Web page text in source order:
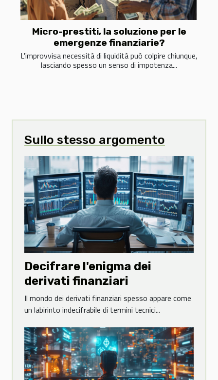
Micro-prestiti, la soluzione per le
emergenze finanziarie?
L'improvvisa necessità di liquidità può colpire chiunque,
lasciando spesso un senso di impotenza...
Sullo stesso argomento
Decifrare l'enigma dei
derivati finanziari
Il mondo dei derivati finanziari spesso appare come
un labirinto indecifrabile di termini tecnici...